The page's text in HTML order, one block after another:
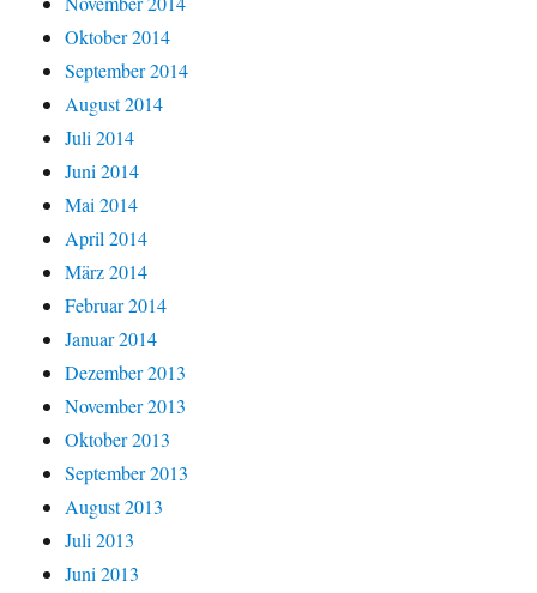
Oktober 2014
September 2014
August 2014
Juli 2014
Juni 2014
Mai 2014
April 2014
März 2014
Februar 2014
Januar 2014
Dezember 2013
November 2013
Oktober 2013
September 2013
August 2013
Juli 2013
Juni 2013